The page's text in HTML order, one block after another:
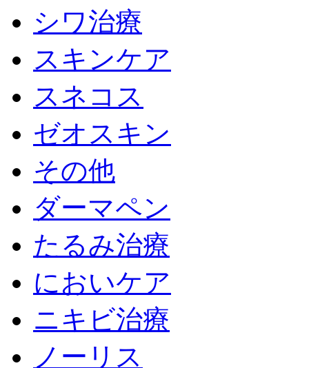
シワ治療
スキンケア
スネコス
ゼオスキン
その他
ダーマペン
たるみ治療
においケア
ニキビ治療
ノーリス